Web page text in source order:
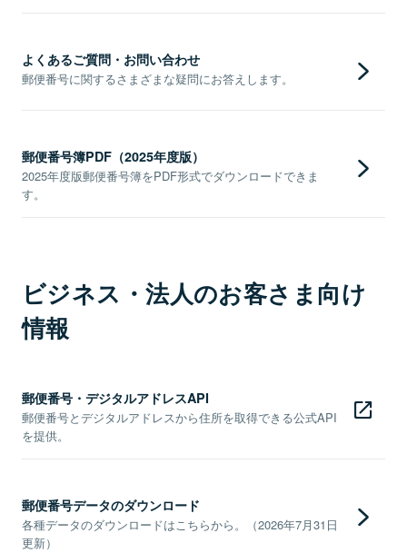
よくあるご質問・お問い合わせ
郵便番号に関するさまざまな疑問にお答えします。
郵便番号簿PDF（2025年度版）
2025年度版郵便番号簿をPDF形式でダウンロードできま
す。
ビジネス・法人のお客さま向け
情報
郵便番号・デジタルアドレスAPI
郵便番号とデジタルアドレスから住所を取得できる公式API
を提供。
郵便番号データのダウンロード
各種データのダウンロードはこちらから。（2026年7月31日
更新）